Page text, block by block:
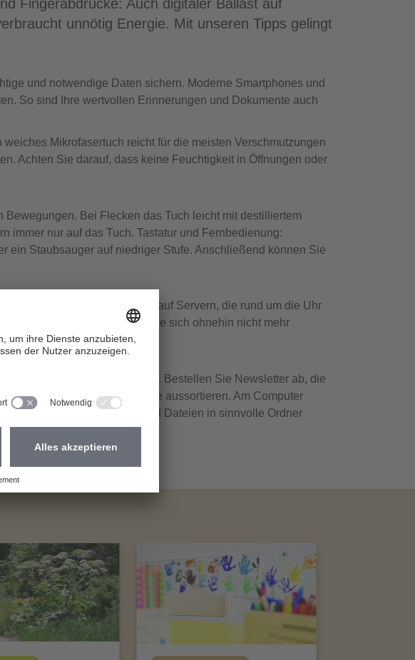
Fingerabdrücke: Auch digitaler Ballast auf
unnötig Energie. Mit unseren Tipps gelingt
und notwendige Daten sichern. Moderne Smartphones und
So sind Ihre wertvollen Erinnerungen und Dokumente auch
Mikrofasertuch reicht für die meisten Verschmutzungen
Achten Sie darauf, dass keine Feuchtigkeit in Öffnungen oder
Bei Flecken das Tuch leicht mit destilliertem
immer nur auf das Tuch. Tastatur und Fernbedienung:
ein Staubsauger auf niedriger Stufe. Anschließend können Sie
gespeicherten Daten liegen auf Servern, die rund um die Uhr
und Videos löschen, die Sie sich ohnehin nicht mehr
solche mit großen Anhängen. Bestellen Sie Newsletter ab, die
– dort ebenfalls alles Alte aussortieren. Am Computer
den Desktop aufräumen und Dateien in sinnvolle Ordner